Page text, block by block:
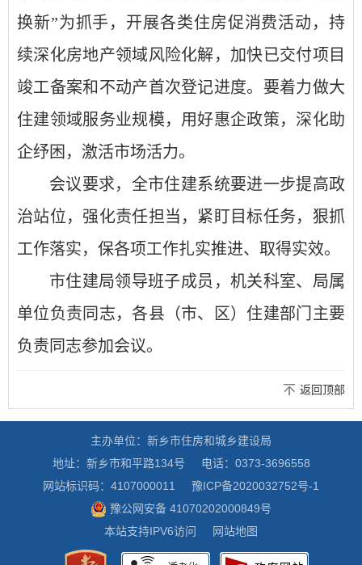
换新”为抓手，开展各类住房促消费活动，持
续深化房地产领域风险化解，加快已交付项目
竣工备案和不动产首次登记进度。要着力做大
住建领域服务业规模，用好惠企政策，深化助
企纾困，激活市场活力。
会议要求，全市住建系统要进一步提高政
治站位，强化责任担当，紧盯目标任务，狠抓
工作落实，保各项工作扎实推进、取得实效。
市住建局领导班子成员，机关科室、局属
单位负责同志，各县（市、区）住建部门主要
负责同志参加会议。
返回顶部
主办单位：新乡市住房和城乡建设局
地址：新乡市和平路134号
电话：0373-3696558
网站标识码：4107000011
豫ICP备2020032752号-1
豫公网安备 41070202000849号
本站支持IPV6访问
网站地图